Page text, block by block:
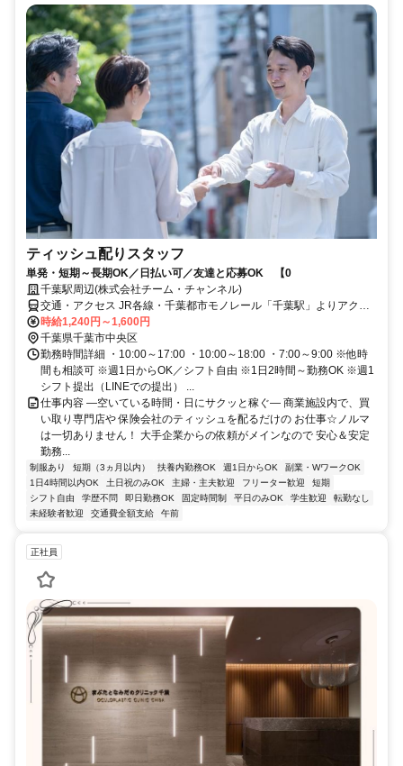
ティッシュ配りスタッフ
単発・短期～長期OK／日払い可／友達と応募OK 【0
千葉駅周辺(株式会社チーム・チャンネル)
交通・アクセス JR各線・千葉都市モノレール「千葉駅」よりアクセ
ス可／駅近5分以内 ※直行直帰OK
時給1,240円～1,600円
千葉県千葉市中央区
勤務時間詳細 ・10:00～17:00 ・10:00～18:00 ・7:00～9:00 ※他時
間も相談可 ※週1日からOK／シフト自由 ※1日2時間～勤務OK ※週1
シフト提出（LINEでの提出） ...
仕事内容 ―空いている時間・日にサクッと稼ぐ― 商業施設内で、買
い取り専門店や 保険会社のティッシュを配るだけの お仕事☆ノルマ
は一切ありません！ 大手企業からの依頼がメインなので 安心＆安定
勤務...
制服あり 短期（3ヵ月以内） 扶養内勤務OK 週1日からOK
副業・WワークOK
1日4時間以内OK
土日祝のみOK 主婦・主夫歓迎 フリーター歓迎
短期
シフト自由
学歴不問 即日勤務OK 固定時間制 平日のみOK 学生歓迎
転勤なし
未経験者歓迎
交通費全額支給 午前
正社員